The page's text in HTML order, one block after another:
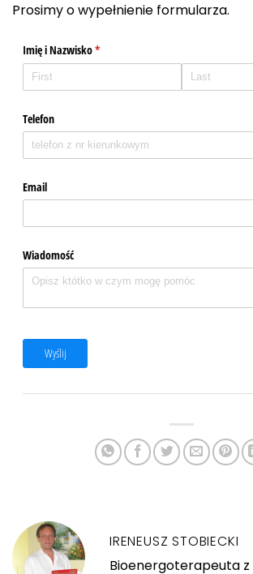
Prosimy o wypełnienie formularza.
Imię i Nazwisko*
(required)
Telefon
Email
Wiadomość
Wyślij
IRENEUSZ STOBIECKI
Bioenergoterapeuta